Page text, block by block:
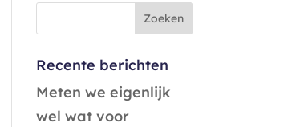
Recente berichten
Meten we eigenlijk
wel wat voor